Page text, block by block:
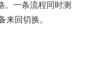
。一条流程同时测
回切换。